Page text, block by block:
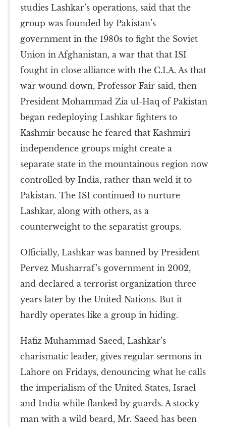
studies Lashkar’s operations, said that the
group was founded by Pakistan’s
government in the 1980s to fight the Soviet
Union in Afghanistan, a war that that ISI
fought in close alliance with the C.I.A. As that
war wound down, Professor Fair said, then
President Mohammad Zia ul-Haq of Pakistan
began redeploying Lashkar fighters to
Kashmir because he feared that Kashmiri
independence groups might create a
separate state in the mountainous region now
controlled by India, rather than weld it to
Pakistan. The ISI continued to nurture
Lashkar, along with others, as a
counterweight to the separatist groups.
Officially, Lashkar was banned by President
Pervez Musharraf’s government in 2002,
and declared a terrorist organization three
years later by the United Nations. But it
hardly operates like a group in hiding.
Hafiz Muhammad Saeed, Lashkar’s
charismatic leader, gives regular sermons in
Lahore on Fridays, denouncing what he calls
the imperialism of the United States, Israel
and India while flanked by guards. A stocky
man with a wild beard, Mr. Saeed has been